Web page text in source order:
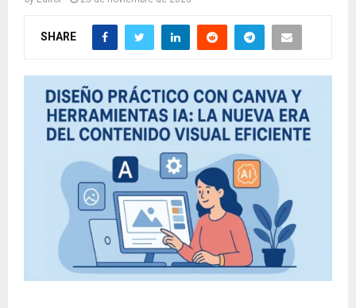
SHARE